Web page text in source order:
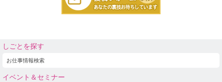
しごとを探す
お仕事情報検索
イベント＆セミナー